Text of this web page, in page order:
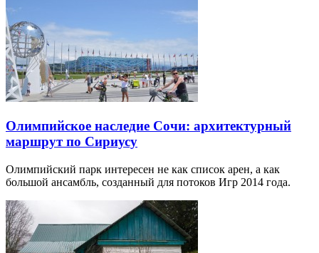
Олимпийское наследие Сочи: архитектурный
маршрут по Сириусу
Олимпийский парк интересен не как список арен, а как
большой ансамбль, созданный для потоков Игр 2014 года.